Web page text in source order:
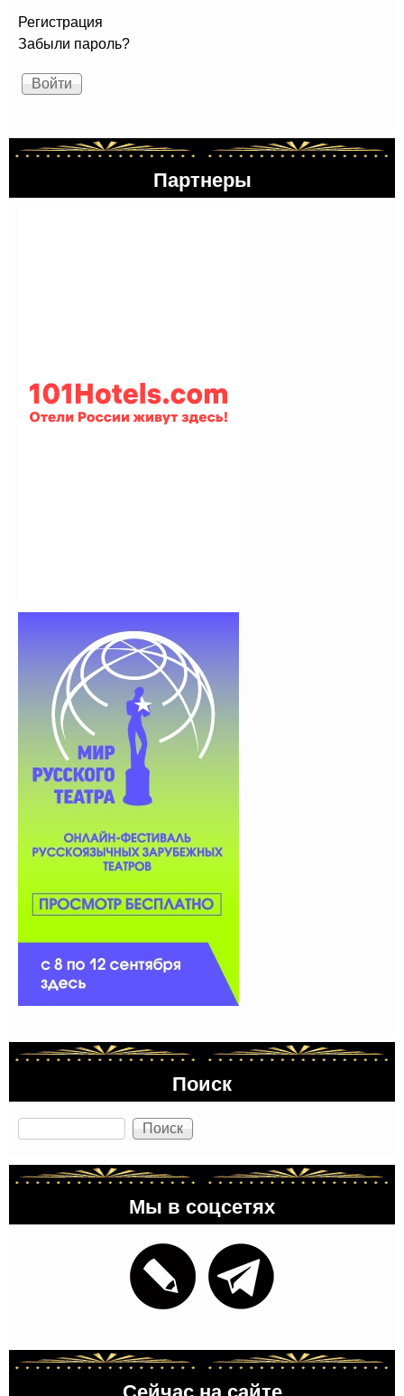
Регистрация
Забыли пароль?
Партнеры
Поиск
Поиск
Мы в соцсетях